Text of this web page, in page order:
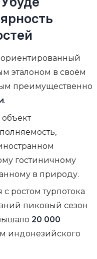
ориентированный
эталоном в своём
преимущественно
.
гостиничному
в природу.
с ростом турпотока
пиковый сезон
20 000
индонезийского